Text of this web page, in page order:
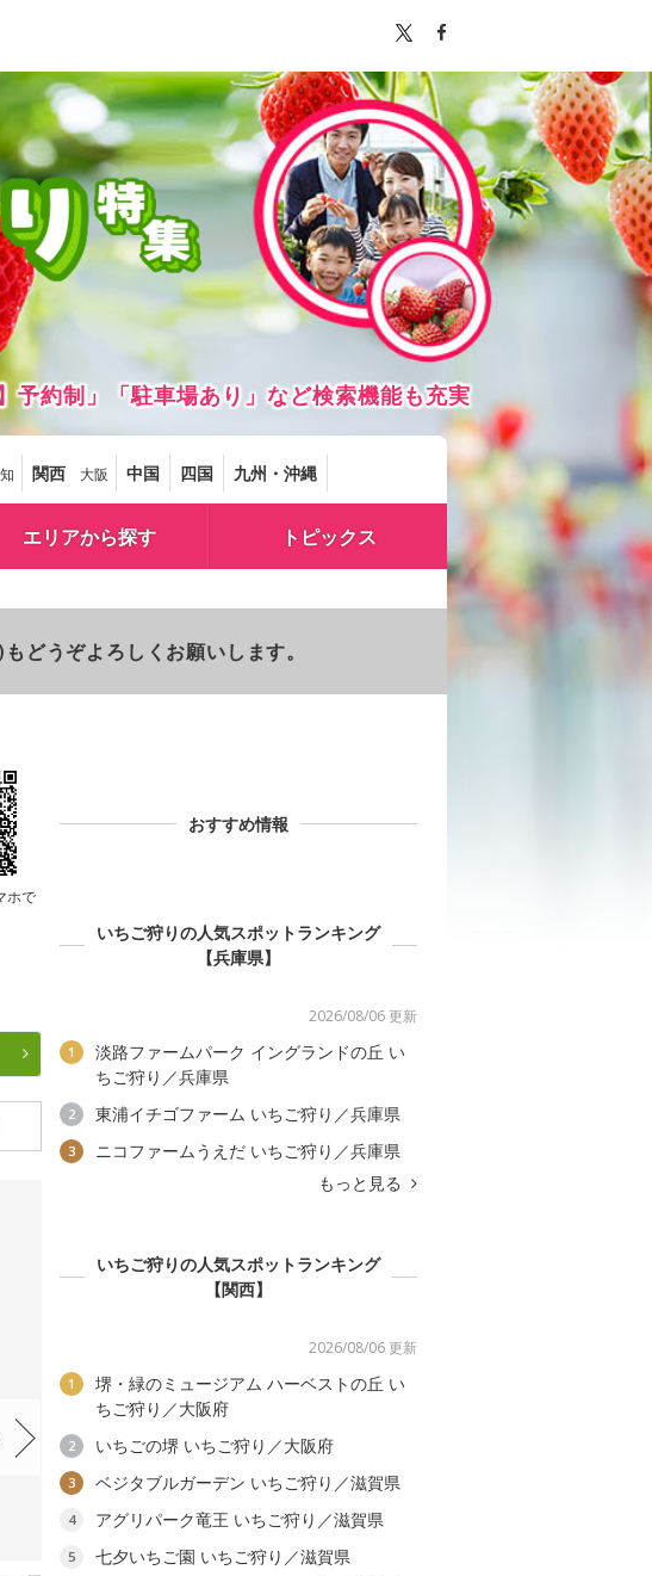
予約制」「駐車場あり」など検索機能も充実
関西 大阪 中国 四国 九州・沖縄
エリアから探す トピックス
どうぞよろしくお願いします。
ホで
おすすめ情報
いちご狩りの人気スポットランキング
【兵庫県】
2026/08/06 更新
1
淡路ファームパーク イングランドの丘 い
ちご狩り／兵庫県
2 東浦イチゴファーム いちご狩り／兵庫県
3
ニコファームうえだ いちご狩り／兵庫県
もっと見る
いちご狩りの人気スポットランキング
【関西】
2026/08/06 更新
1
堺・緑のミュージアム ハーベストの丘 い
ちご狩り／大阪府
2 いちごの堺 いちご狩り／大阪府
3 ベジタブルガーデン いちご狩り／滋賀県
4 アグリパーク竜王 いちご狩り／滋賀県
5
七夕いちご園 いちご狩り／滋賀県